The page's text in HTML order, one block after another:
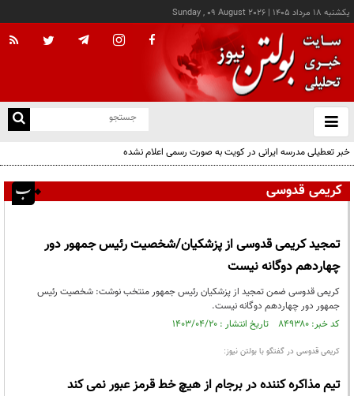
يکشنبه ۱۸ مرداد ۱۴۰۵ |
Sunday , 09 August 2026
باز
و
خبر تعطیلی مدرسه ایرانی در کویت به صورت رسمی اعلام نشده
کریمی قدوسی
تمجید کریمی قدوسی از پزشکیان/شخصیت رئیس جمهور دور
چهاردهم دوگانه نیست
کریمی قدوسی ضمن تمجید از پزشکیان رئیس جمهور منتخب نوشت: شخصیت رئیس
جمهور دور چهاردهم دوگانه نیست.
کد خبر: ۸۴۹۳۸۰ تاریخ انتشار : ۱۴۰۳/۰۴/۲۰
کریمی قدوسی در گفتگو با بولتن نیوز:
تیم مذاکره کننده در برجام از هیچ خط قرمز عبور نمی کند